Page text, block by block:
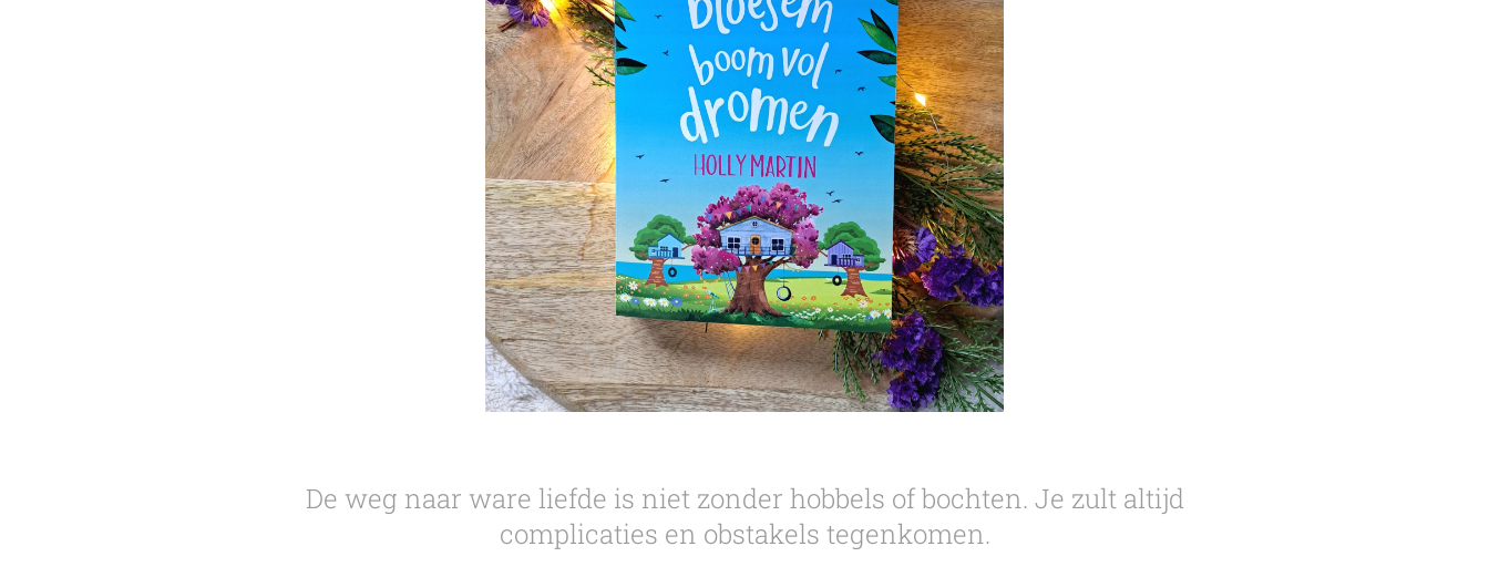
De weg naar ware liefde is niet zonder hobbels of bochten. Je zult altijd
complicaties en obstakels tegenkomen.